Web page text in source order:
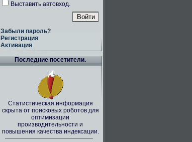
Выставить автовход.
Забыли пароль?
Регистрация
Активация
Последние посетители.
Статистическая информация
скрыта от поисковых роботов для
оптимизации
производительности и
повышения качества индексации.